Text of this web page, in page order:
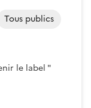
le label "
Tous publics